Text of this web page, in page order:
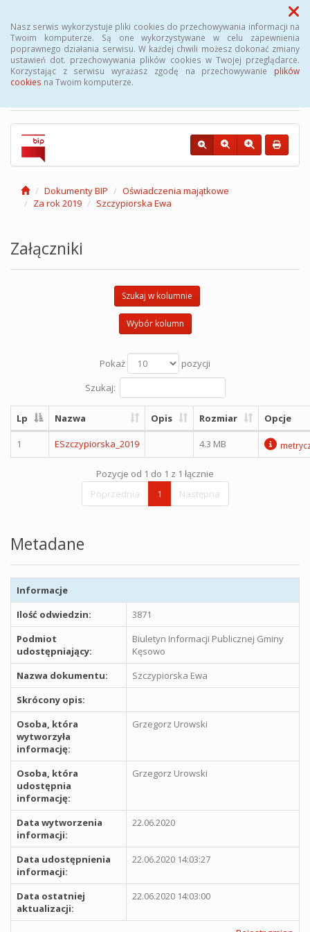
Nasz serwis wykorzystuje pliki cookies do przechowywania informacji na
Twoim komputerze. Są one wykorzystywane w celu zapewnienia
poprawnego działania serwisu. W każdej chwili możesz dokonać zmiany
ustawień dot. przechowywania plików cookies w Twojej przeglądarce.
Korzystając z serwisu wyrażasz zgodę na przechowywanie plików
cookies na Twoim komputerze.
Menu
Biuletyn Informacji
Publicznej Gminy Kęsowo
Dokumenty BIP
Oświadczenia majątkowe
Za rok 2019
Szczypiorska Ewa
Załączniki
Szukaj w kolumnie
Wybór kolumn
Pokaż
pozycji
Szukaj:
Lp Nazwa Opis Rozmiar Opcje
1 ESzczypiorska_2019 4.3 MB
Pozycje od 1 do 1 z 1 łącznie
Poprzednia
1 Następna
Metadane
Informacje
Ilość odwiedzin:
3871
Podmiot
udostępniający:
Biuletyn Informacji Publicznej Gminy
Kęsowo
Nazwa dokumentu:
Szczypiorska Ewa
Skrócony opis:
Osoba, która
wytworzyła
informację:
Grzegorz Urowski
Osoba, która
udostępnia
informację:
Grzegorz Urowski
Data wytworzenia
informacji:
22.06.2020
Data udostępnienia
informacji:
22.06.2020 14:03:27
Data ostatniej
aktualizacji:
22.06.2020 14:03:00